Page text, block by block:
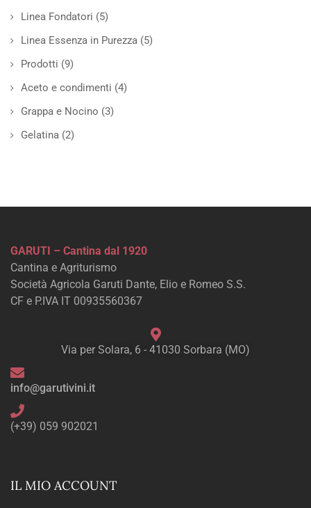
Linea Fondatori (5)
Linea Essenza in Purezza (5)
Prodotti (9)
Aceto e condimenti (4)
Grappa e Nocino (3)
Gelatina (2)
GARUTI – Cantina dal 1920
Cantina e Agriturismo
Società Agricola Garuti Dante, Elio e Romeo S.S.
CF e P.IVA IT 00935560367
Via per Solara, 6 - 41030 Sorbara (MO)
info@garutivini.it
(+39) 059 902021
IL MIO ACCOUNT